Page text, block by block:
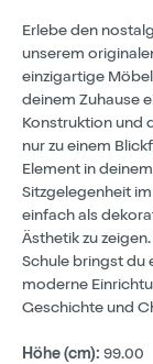
Erlebe den
unserem
einzigartige
deinem Zuhause
Konstruktion und
nur zu einem
Element in
Sitzgelegenheit
einfach als
Ästhetik zu
Schule bringst du
moderne
Geschichte und
Höhe (cm): 99.00